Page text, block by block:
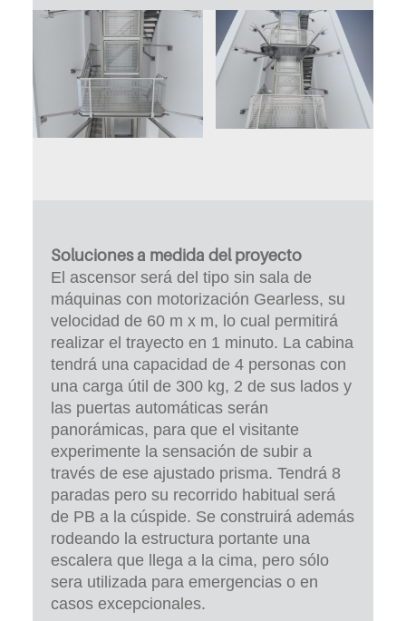
Soluciones a medida del proyecto
El ascensor será del tipo sin sala de
máquinas con motorización Gearless, su
velocidad de 60 m x m, lo cual permitirá
realizar el trayecto en 1 minuto. La cabina
tendrá una capacidad de 4 personas con
una carga útil de 300 kg, 2 de sus lados y
las puertas automáticas serán
panorámicas, para que el visitante
experimente la sensación de subir a
través de ese ajustado prisma. Tendrá 8
paradas pero su recorrido habitual será
de PB a la cúspide. Se construirá además
rodeando la estructura portante una
escalera que llega a la cima, pero sólo
sera utilizada para emergencias o en
casos excepcionales.